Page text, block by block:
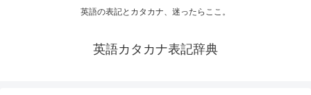
英語の表記とカタカナ、迷ったらここ。
英語カタカナ表記辞典